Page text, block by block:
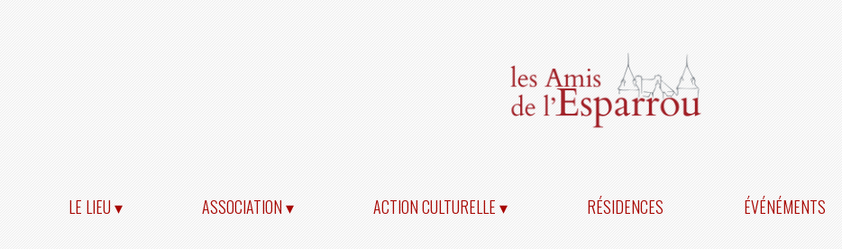
LE LIEU ▾ ASSOCIATION ▾ ACTION CULTURELLE ▾ RÉSIDENCES ÉVÉNÉMENTS